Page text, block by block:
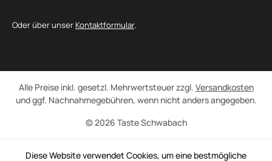
Oder über unser Kontaktformular.
© 2026 Taste Schwabach
Alle Preise inkl. gesetzl. Mehrwertsteuer zzgl. Versandkosten
und ggf. Nachnahmegebühren, wenn nicht anders angegeben.
Diese Website verwendet Cookies, um eine bestmögliche